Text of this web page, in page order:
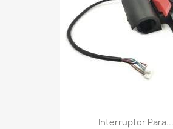
Interruptor Para...